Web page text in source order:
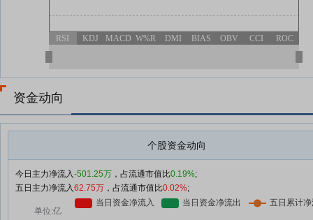
RSI KDJ MACD W%R DMI BIAS OBV CCI ROC
资金动向
个股资金动向
今日主力净流入-501.25万 ，占流通市值比0.19%;
五日主力净流入62.75万 ，占流通市值比0.02%;